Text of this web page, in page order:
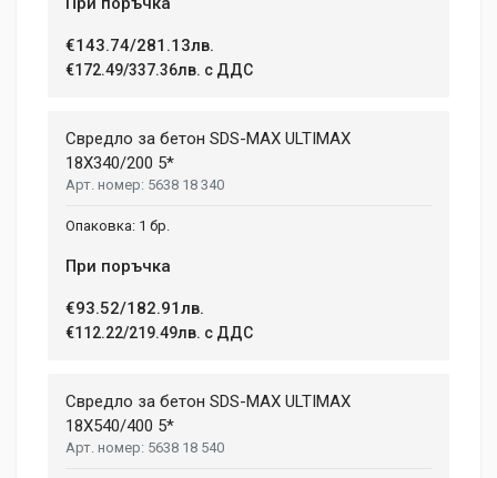
€143.74/281.13лв.
€172.49/337.36лв. с ДДС
Свредло за бетон SDS-MAX ULTIMAX
18X340/200 5*
5638 18 340
1 бр.
При поръчка
€93.52/182.91лв.
€112.22/219.49лв. с ДДС
Свредло за бетон SDS-MAX ULTIMAX
18X540/400 5*
5638 18 540